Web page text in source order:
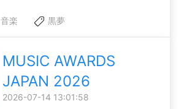
音楽 黒夢
MUSIC AWARDS
JAPAN 2026
2026-07-14 13:01:58